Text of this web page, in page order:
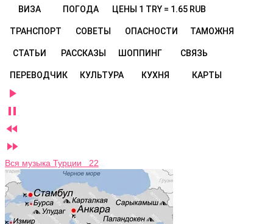
ВИЗА ПОГОДА ЦЕНЫ 1 TRY = 1.65 RUB
ТРАНСПОРТ СОВЕТЫ ОПАСНОСТИ ТАМОЖНЯ
СТАТЬИ РАССКАЗЫ ШОППИНГ СВЯЗЬ
ПЕРЕВОДЧИК КУЛЬТУРА КУХНЯ КАРТЫ




Вся музыка Турции 22